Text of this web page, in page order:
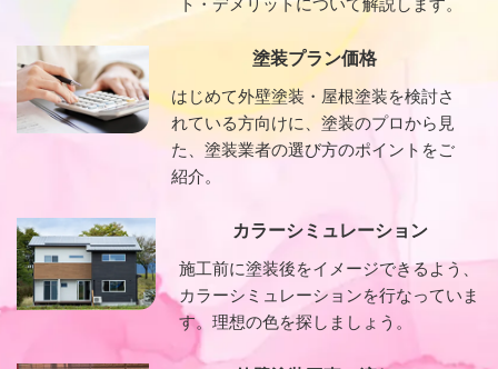
塗装プラン価格
はじめて外壁塗装・屋根塗装を検討さ
れている方向けに、塗装のプロから見
た、塗装業者の選び方のポイントをご
紹介。
カラーシミュレーション
施工前に塗装後をイメージできるよう、
カラーシミュレーションを行なっていま
す。理想の色を探しましょう。